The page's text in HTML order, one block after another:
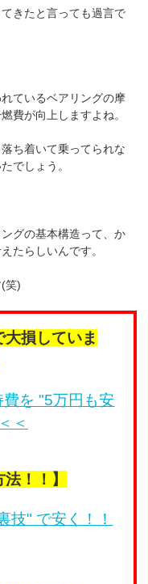
きたと言っても過言で
ているベアリングの摩
費が向上しますよね。
ち着いて乗ってられな
でしょう。
グの基本構造って、か
たらしいんです。
笑)
大損していま
を "5万円も安
＜
！！】
技" で安く！！